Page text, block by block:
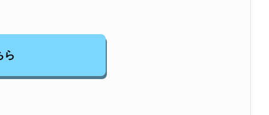
ら